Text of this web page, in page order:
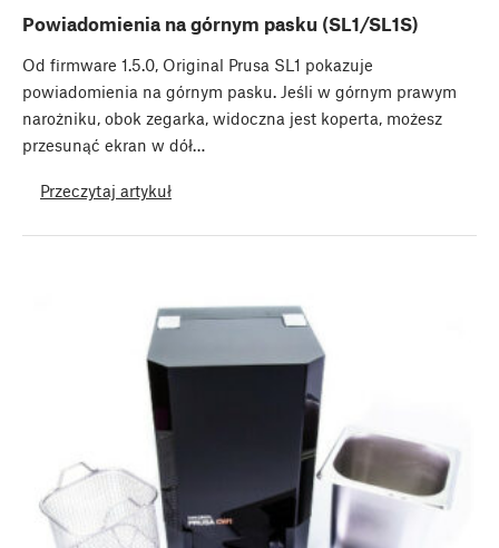
Powiadomienia na górnym pasku (SL1/SL1S)
Od firmware 1.5.0, Original Prusa SL1 pokazuje
powiadomienia na górnym pasku. Jeśli w górnym prawym
narożniku, obok zegarka, widoczna jest koperta, możesz
przesunąć ekran w dół…
Przeczytaj artykuł